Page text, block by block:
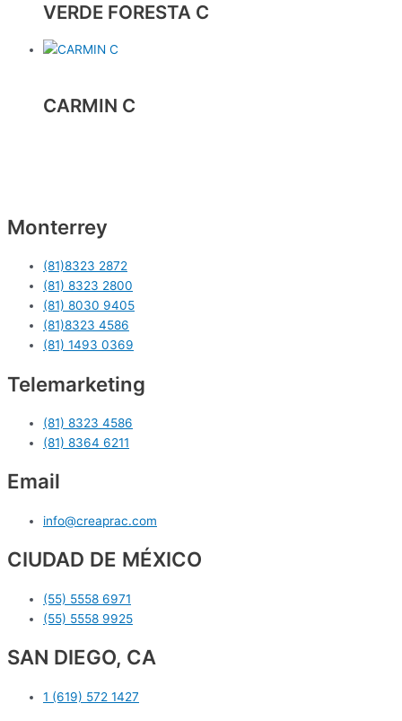
VERDE FORESTA C
CARMIN C
Monterrey
(81)8323 2872
(81) 8323 2800
(81) 8030 9405
(81)8323 4586
(81) 1493 0369
Telemarketing
(81) 8323 4586
(81) 8364 6211
Email
info@creaprac.com
CIUDAD DE MÉXICO
(55) 5558 6971
(55) 5558 9925
SAN DIEGO, CA
1 (619) 572 1427